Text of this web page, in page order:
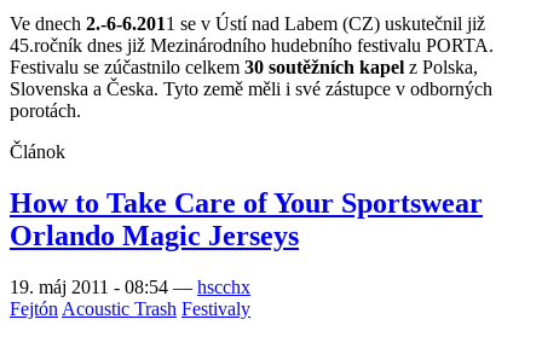
Ve dnech 2.-6-6.2011 se v Ústí nad Labem (CZ) uskutečnil již
45.ročník dnes již Mezinárodního hudebního festivalu PORTA.
Festivalu se zúčastnilo celkem 30 soutěžních kapel z Polska,
Slovenska a Česka. Tyto země měli i své zástupce v odborných
porotách.
Článok
How to Take Care of Your Sportswear
Orlando Magic Jerseys
19. máj 2011 - 08:54 — hscchx
Fejtón Acoustic Trash Festivaly